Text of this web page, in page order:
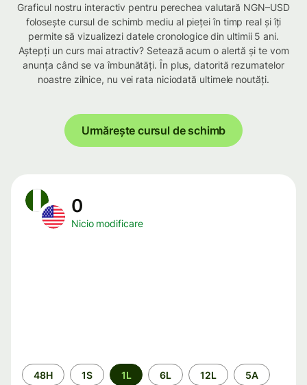
Graficul nostru interactiv pentru perechea valutară NGN–USD
folosește cursul de schimb mediu al pieței în timp real și îți
permite să vizualizezi datele cronologice din ultimii 5 ani.
Aștepți un curs mai atractiv? Setează acum o alertă și te vom
anunța când se va îmbunătăți. În plus, datorită rezumatelor
noastre zilnice, nu vei rata niciodată ultimele noutăți.
Urmărește cursul de schimb
0
Nicio modificare
Perioada
48H 1S 1L 6L 12L 5A